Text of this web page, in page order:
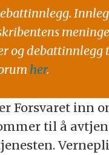
og debattinnlegg
her.
Forsvaret inn
til å